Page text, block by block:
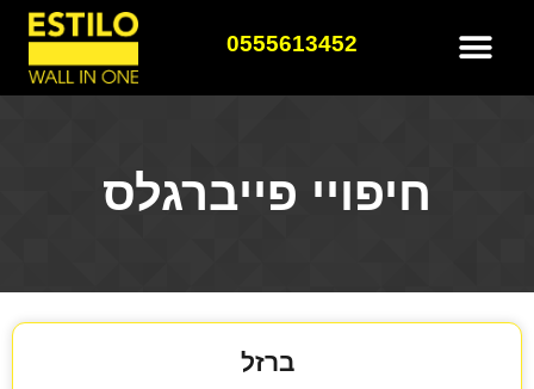
0555613452
חיפויי פייברגלס
ברזל